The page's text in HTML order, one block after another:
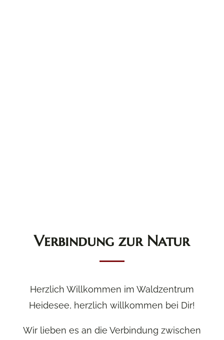
Verbindung zur Natur
Herzlich Willkommen im Waldzentrum
Heidesee, herzlich willkommen bei Dir!
Wir lieben es an die Verbindung zwischen